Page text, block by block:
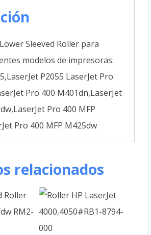
Sleeved Roller para
modelos de impresoras:
P2055 LaserJet Pro
Pro 400 M401dn,LaserJet
Pro 400 MFP
Pro 400 MFP M425dw
relacionados